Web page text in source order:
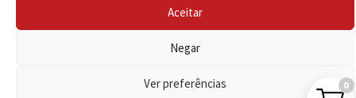
Aceitar
Negar
Ver preferências
CONTACTOS
0